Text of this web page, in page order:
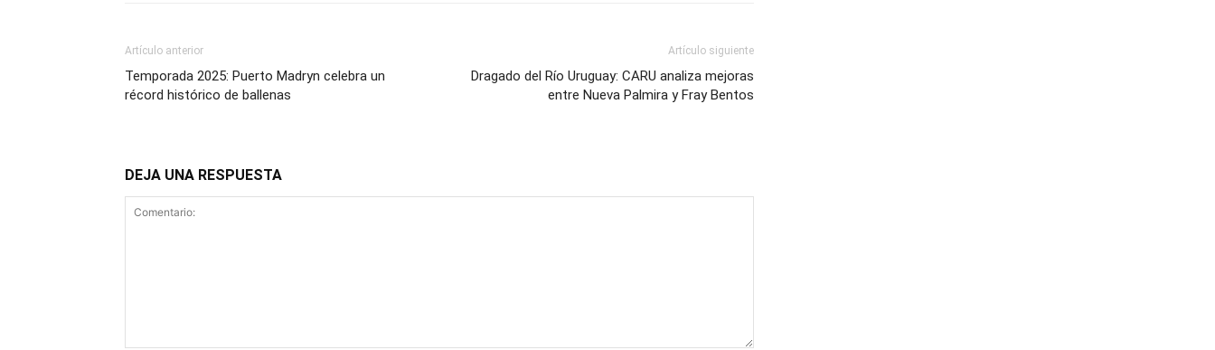
Artículo anterior
Temporada 2025: Puerto Madryn celebra un
récord histórico de ballenas
Artículo siguiente
Dragado del Río Uruguay: CARU analiza mejoras
entre Nueva Palmira y Fray Bentos
DEJA UNA RESPUESTA